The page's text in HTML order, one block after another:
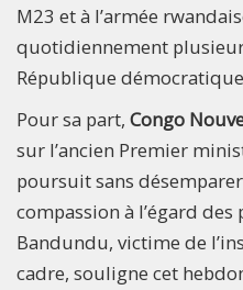
M23 et à l’armée
quotidiennement
République
Pour sa part, Congo
sur l’ancien Premier
poursuit sans
compassion à l’égard
Bandundu, victime de
cadre, souligne cet